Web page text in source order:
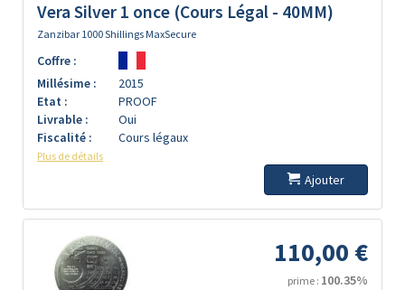
Vera Silver 1 once (Cours Légal - 40MM)
Zanzibar 1000 Shillings MaxSecure
Coffre :
Millésime :
2015
Etat :
PROOF
Livrable :
Oui
Fiscalité :
Cours légaux
Plus de détails
Ajouter
110,00 €
prime : 100.35%